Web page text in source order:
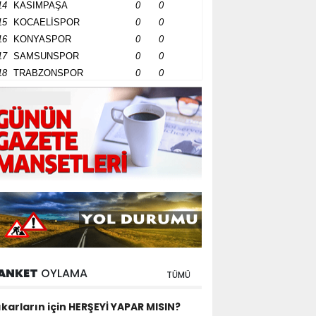
KASIMPAŞA 0
0
KOCAELİSPOR 0
0
KONYASPOR 0
0
SAMSUNSPOR 0
0
TRABZONSPOR 0 0
OYLAMA TÜMÜ
için HERŞEYİ YAPAR MISIN?